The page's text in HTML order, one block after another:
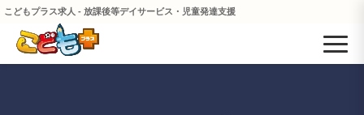
こどもプラス求人 - 放課後等デイサービス・児童発達支援